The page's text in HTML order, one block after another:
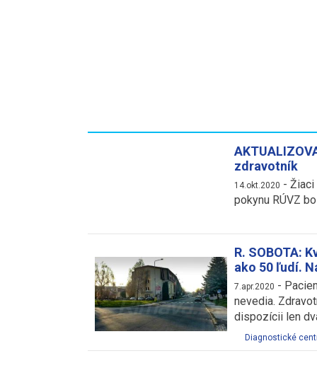
zdravotník
14.okt.2020 - Žiaci
pokynu RÚVZ
R. SOBOTA:
ako 50 ľudí.
7.apr.2020 -
nevedia.
dispozícii len
Diagnostické